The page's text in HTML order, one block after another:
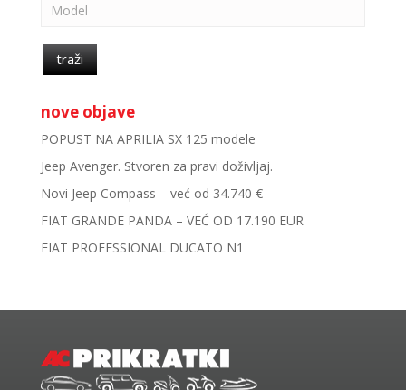
Model
traži
nove objave
POPUST NA APRILIA SX 125 modele
Jeep Avenger. Stvoren za pravi doživljaj.
Novi Jeep Compass – već od 34.740 €
FIAT GRANDE PANDA – VEĆ OD 17.190 EUR
FIAT PROFESSIONAL DUCATO N1